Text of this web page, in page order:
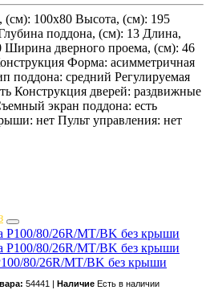
100x80 Высота, (см): 195
поддона, (см): 13 Длина,
дверного проема, (см): 46
Форма: асимметричная
поддона: средний Регулируемая
Конструкция дверей: раздвижные
экран поддона: есть
нет Пульт управления: нет
80/26R/MT/BK без крыши
54441 | Наличие Есть в наличии